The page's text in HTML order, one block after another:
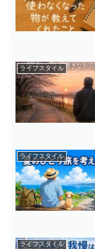
ライフスタイル
ライフスタイル
ライフスタイル